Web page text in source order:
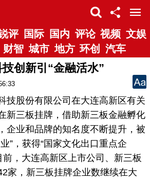
评 国际 国内 评论 视频 文娱
财智 城市 地方 环创 汽车
创新引“金融活水”
股份有限公司在大连高新区有关
新三板挂牌，借助新三板金融孵化
企业和品牌的知名度不断提升，被
”，获得“国家文化出口重点企
前，大连高新区上市公司、新三板
家，新三板挂牌企业数继续在大